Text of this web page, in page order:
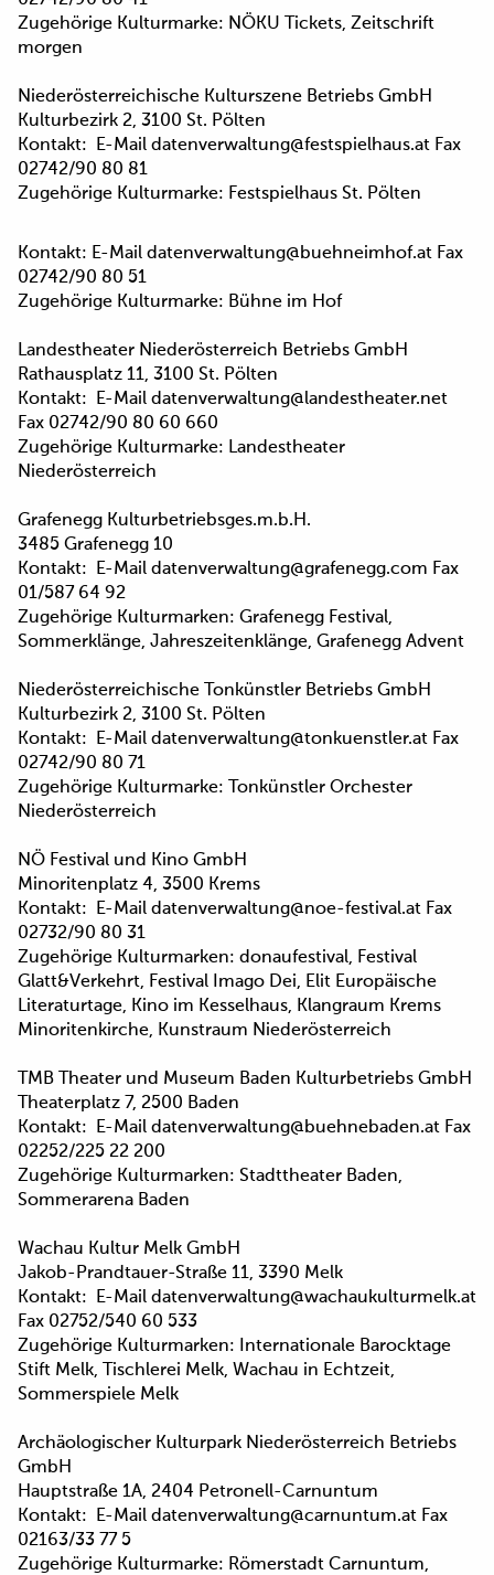
Zugehörige Kulturmarke: NÖKU Tickets, Zeitschrift
morgen
Niederösterreichische Kulturszene Betriebs GmbH
Kulturbezirk 2, 3100 St. Pölten
Kontakt: E-Mail datenverwaltung@festspielhaus.at Fax
02742/90 80 81
Zugehörige Kulturmarke: Festspielhaus St. Pölten
Kontakt: E-Mail datenverwaltung@buehneimhof.at Fax
02742/90 80 51
Zugehörige Kulturmarke: Bühne im Hof
Landestheater Niederösterreich Betriebs GmbH
Rathausplatz 11, 3100 St. Pölten
Kontakt: E-Mail datenverwaltung@landestheater.net
Fax 02742/90 80 60 660
Zugehörige Kulturmarke: Landestheater
Niederösterreich
Grafenegg Kulturbetriebsges.m.b.H.
3485 Grafenegg 10
Kontakt: E-Mail datenverwaltung@grafenegg.com Fax
01/587 64 92
Zugehörige Kulturmarken: Grafenegg Festival,
Sommerklänge, Jahreszeitenklänge, Grafenegg Advent
Niederösterreichische Tonkünstler Betriebs GmbH
Kulturbezirk 2, 3100 St. Pölten
Kontakt: E-Mail datenverwaltung@tonkuenstler.at Fax
02742/90 80 71
Zugehörige Kulturmarke: Tonkünstler Orchester
Niederösterreich
NÖ Festival und Kino GmbH
Minoritenplatz 4, 3500 Krems
Kontakt: E-Mail datenverwaltung@noe-festival.at Fax
02732/90 80 31
Zugehörige Kulturmarken: donaufestival, Festival
Glatt&Verkehrt, Festival Imago Dei, Elit Europäische
Literaturtage, Kino im Kesselhaus, Klangraum Krems
Minoritenkirche, Kunstraum Niederösterreich
TMB Theater und Museum Baden Kulturbetriebs GmbH
Theaterplatz 7, 2500 Baden
Kontakt: E-Mail datenverwaltung@buehnebaden.at Fax
02252/225 22 200
Zugehörige Kulturmarken: Stadttheater Baden,
Sommerarena Baden
Wachau Kultur Melk GmbH
Jakob-Prandtauer-Straße 11, 3390 Melk
Kontakt: E-Mail datenverwaltung@wachaukulturmelk.at
Fax 02752/540 60 533
Zugehörige Kulturmarken: Internationale Barocktage
Stift Melk, Tischlerei Melk, Wachau in Echtzeit,
Sommerspiele Melk
Archäologischer Kulturpark Niederösterreich Betriebs
GmbH
Hauptstraße 1A, 2404 Petronell-Carnuntum
Kontakt: E-Mail datenverwaltung@carnuntum.at Fax
02163/33 77 5
Zugehörige Kulturmarke: Römerstadt Carnuntum,